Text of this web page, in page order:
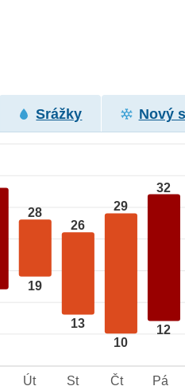
Srážky Nový
28
19
26
13
29
10
32
12
Út St Čt Pá